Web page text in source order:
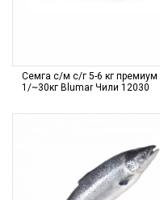
Семга с/м с/г 5-6 кг премиум
1/~30кг Blumar Чили 12030